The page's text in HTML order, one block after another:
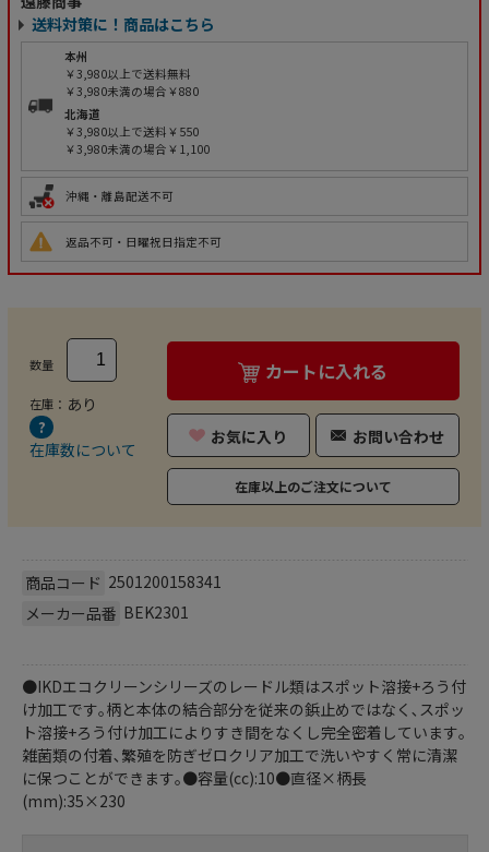
送料対策に！商品はこちら
本州
￥3,980以上で送料無料
￥3,980未満の場合￥880
北海道
￥3,980以上で送料￥550
￥3,980未満の場合￥1,100
沖縄・離島配送不可
返品不可・日曜祝日指定不可
数量
在庫： あり
在庫数について
カートに入れる
お気に入り お問い合わせ
在庫以上のご注文について
商品コード 2501200158341
メーカー品番 BEK2301
●IKDエコクリーンシリーズのレードル類はスポット溶接+ろう付
け加工です｡柄と本体の結合部分を従来の鋲止めではなく､スポッ
ト溶接+ろう付け加工によりすき間をなくし完全密着しています｡
雑菌類の付着､繁殖を防ぎゼロクリア加工で洗いやすく常に清潔
に保つことができます｡●容量(cc):10●直径×柄長
(mm):35×230